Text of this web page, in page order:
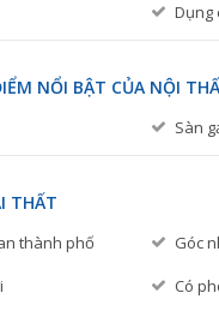
Dụng
NỔI BẬT CỦA NỘI
Sàn
THẤT
thành phố Góc
Có